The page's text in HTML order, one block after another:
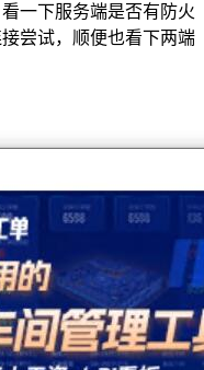
一下服务端是否有防火
尝试，顺便也看下两端